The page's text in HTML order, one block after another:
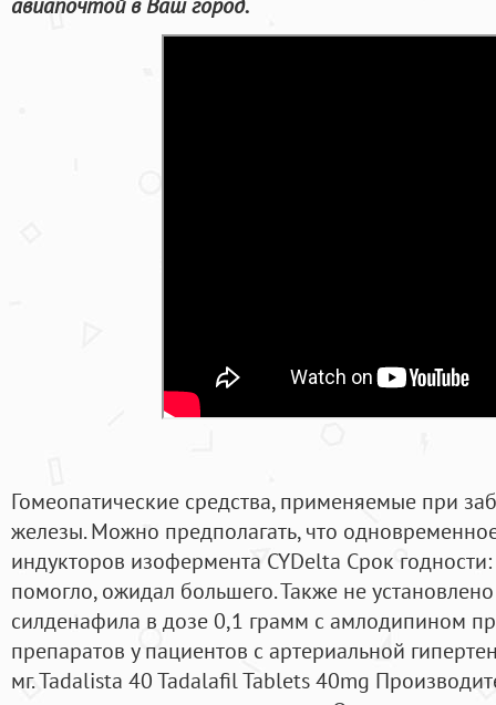
Гомеопатические средства, применяемые при
железы. Можно предполагать, что
индукторов изофермента CYDelta Срок
помогло, ожидал большего. Также не
силденафила в дозе 0,1 грамм с амлодипином
препаратов у пациентов с артериальной
мг. Tadalista 40 Tadalafil Tablets 40mg